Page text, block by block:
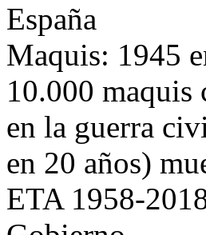
España
Maquis: 1945
10.000 maquis
en la guerra
en 20 años)
ETA 1958-